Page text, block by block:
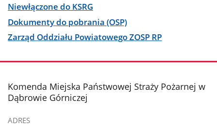
Niewłączone do KSRG
Dokumenty do pobrania (OSP)
Zarząd Oddziału Powiatowego ZOSP RP
stopka
Komenda Miejska Państwowej Straży Pożarnej w
Dąbrowie Górniczej
ADRES